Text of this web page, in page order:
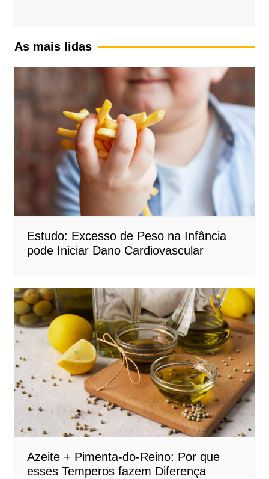
As mais lidas
Estudo: Excesso de Peso na Infância
pode Iniciar Dano Cardiovascular
Azeite + Pimenta-do-Reino: Por que
esses Temperos fazem Diferença